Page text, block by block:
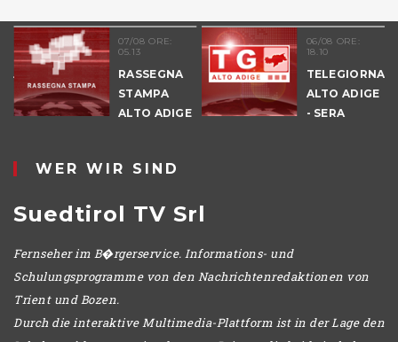
07/08 ORE:
05.13
RASSEGNA
STAMPA
ALTO ADIGE
06/08 ORE:
18.10
ALTO ADIGE
- SERA
WER WIR SIND
Suedtirol TV Srl
Fernseher im B�rgerservice. Informations- und
Schulungsprogramme von den Nachrichtenredaktionen von
Trient und Bozen.
Durch die interaktive Multimedia-Plattform ist in der Lage den